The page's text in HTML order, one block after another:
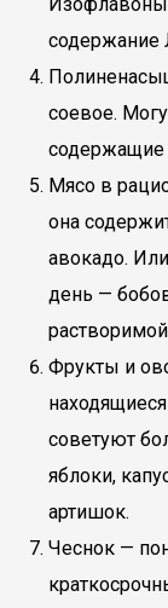
содержание
соевое.
содержащие
Мясо в
она
авокадо.
день —
Фрукты и
советуют
яблоки,
артишок.
Чеснок —